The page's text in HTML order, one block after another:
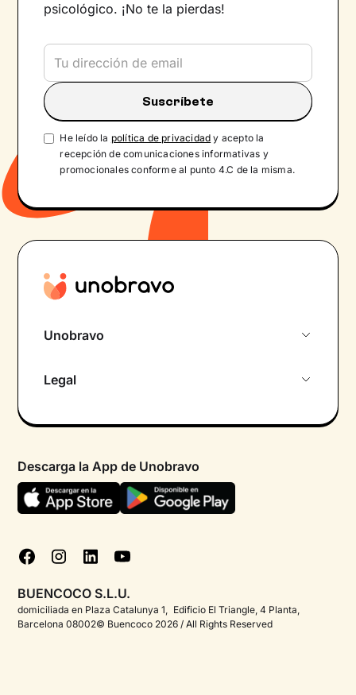
psicológico. ¡No te la pierdas!
He leído la política de privacidad y acepto la
recepción de comunicaciones informativas y
promocionales conforme al punto 4.C de la misma.
Unobravo
Psicólogo por chat
Ayuda urgente
FAQ
Corporate
Psicólogos para españoles en el extranjero
Legal
Política de privacidad
Declaración de accesibilidad
Gestionar cookies
Descarga la App de Unobravo
BUENCOCO S.L.U.
domiciliada en Plaza Catalunya 1, Edificio El Triangle, 4 Planta,
Barcelona 08002© Buencoco 2026 / All Rights Reserved